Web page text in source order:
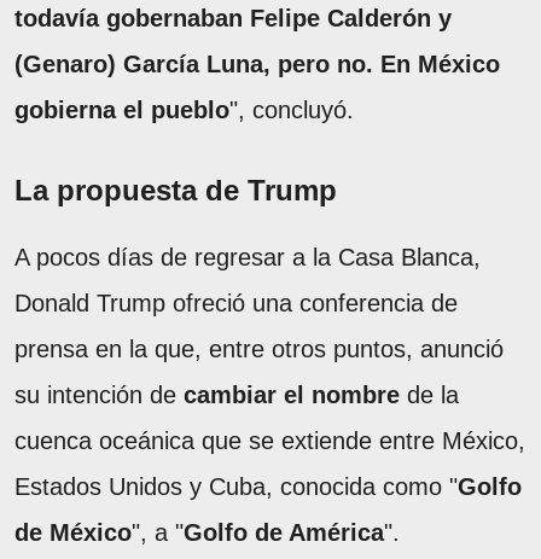
todavía gobernaban Felipe Calderón y
(Genaro) García Luna, pero no. En México
gobierna el pueblo", concluyó.
La propuesta de Trump
A pocos días de regresar a la Casa Blanca,
Donald Trump ofreció una conferencia de
prensa en la que, entre otros puntos, anunció
su intención de cambiar el nombre de la
cuenca oceánica que se extiende entre México,
Estados Unidos y Cuba, conocida como "Golfo
de México", a "Golfo de América".